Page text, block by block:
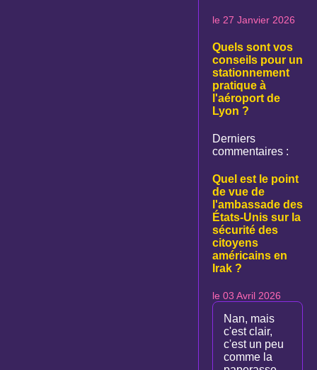
le 27 Janvier 2026
Quels sont vos
conseils pour un
stationnement
pratique à
l'aéroport de
Lyon ?
Derniers
commentaires :
Quel est le point
de vue de
l'ambassade des
États-Unis sur la
sécurité des
citoyens
américains en
Irak ?
le 03 Avril 2026
Nan, mais
c'est clair,
c'est un peu
comme la